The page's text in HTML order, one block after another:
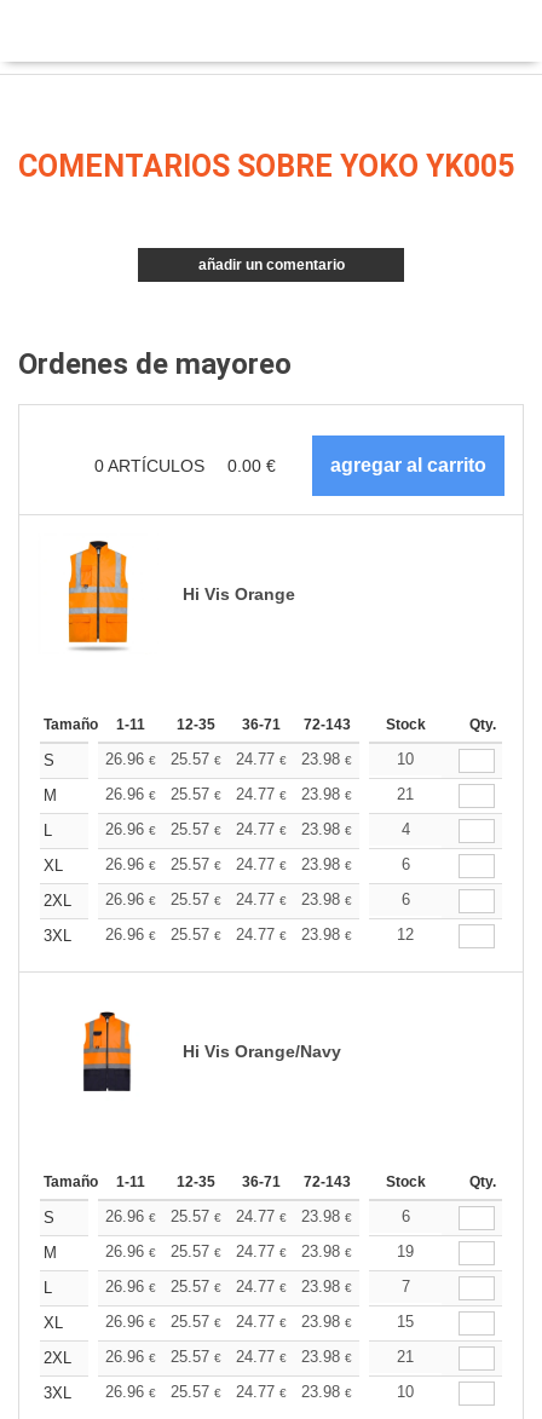
COMENTARIOS SOBRE YOKO YK005
añadir un comentario
Ordenes de mayoreo
0ARTÍCULOS 0.00 €
Hi Vis Orange
Tamaño 1-11 12-35 36-71 72-143 144-287 288 +
Stock Qty.
S 26.96 € 25.57 € 24.77 € 23.98 € 22.77€
10
M
26.96 € 25.57 € 24.77 € 23.98 € 22.77€
21
L
26.96 € 25.57 € 24.77 € 23.98 € 22.77
4
XL
26.96 € 25.57 € 24.77 € 23.98 € 22.77
6
2XL
26.96 € 25.57 € 24.77 € 23.98 € 22.77
6
3XL
26.96 € 25.57 € 24.77 € 23.98 € 22.77€
12
Hi Vis Orange/Navy
Tamaño 1-11 12-35 36-71 72-143 144-287 288 +
Stock Qty.
S 26.96 € 25.57 € 24.77 € 23.98 € 22.77
6
M
26.96 € 25.57 € 24.77 € 23.98 € 22.77€
19
L
26.96 € 25.57 € 24.77 € 23.98 € 22.77
7
XL
26.96 € 25.57 € 24.77 € 23.98 € 22.77€
15
2XL
26.96 € 25.57 € 24.77 € 23.98 € 22.77€
21
3XL
26.96 € 25.57 € 24.77 € 23.98 € 22.77€
10